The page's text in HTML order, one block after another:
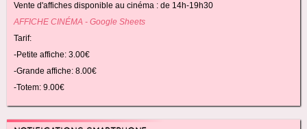
Vente d'affiches disponible au cinéma : de 14h-19h30
AFFICHE CINÉMA - Google Sheets
Tarif:
-Petite affiche: 3.00€
-Grande affiche: 8.00€
-Totem: 9.00€